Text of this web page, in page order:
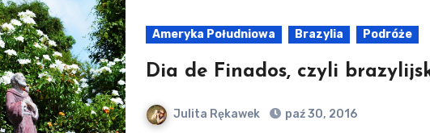
Ameryka Południowa Brazylia Podróże
Dia de Finados, czyli
Julita Rękawek paź 30, 2016